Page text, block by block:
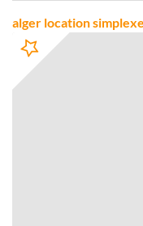
alger location